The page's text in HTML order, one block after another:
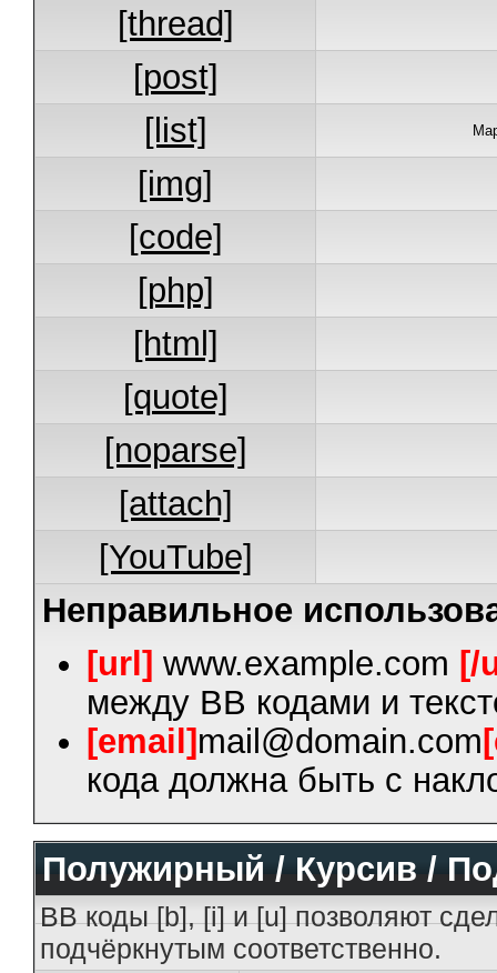
[thread]
[post]
[list]
[img]
[code]
[php]
[html]
[quote]
[noparse]
[attach]
[YouTube]
Неправильное
[url] www.example.com [/
между BB кодами и
[email] mail@domain.com
кода должна быть с
Полужирный / Курсив /
BB коды [b], [i] и [u] позволяют
подчёркнутым соответственно.